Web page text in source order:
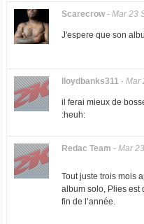
Scarecrow- Mar 23
J'espere que son
lloydbanks311- Mar
il ferai mieux de
:heuh:
Redac Team - Mar
Tout juste trois mois
album solo, Plies est
fin de l’année.